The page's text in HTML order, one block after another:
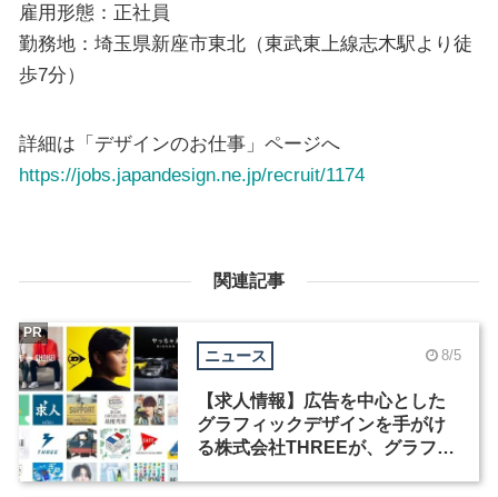
雇用形態：正社員
勤務地：埼玉県新座市東北（東武東上線志木駅より徒
歩7分）
詳細は「デザインのお仕事」ページへ
https://jobs.japandesign.ne.jp/recruit/1174
関連記事
ニュース 8/5
【求人情報】広告を中心とした
グラフィックデザインを手がけ
る株式会社THREEが、グラフィ
PR